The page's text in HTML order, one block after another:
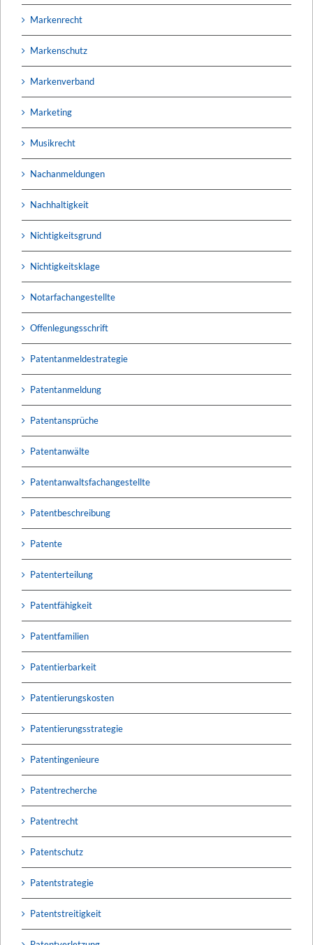
Markenrecht
Markenschutz
Markenverband
Marketing
Musikrecht
Nachanmeldungen
Nachhaltigkeit
Nichtigkeitsgrund
Nichtigkeitsklage
Notarfachangestellte
Offenlegungsschrift
Patentanmeldestrategie
Patentanmeldung
Patentansprüche
Patentanwälte
Patentanwaltsfachangestellte
Patentbeschreibung
Patente
Patenterteilung
Patentfähigkeit
Patentfamilien
Patentierbarkeit
Patentierungskosten
Patentierungsstrategie
Patentingenieure
Patentrecherche
Patentrecht
Patentschutz
Patentstrategie
Patentstreitigkeit